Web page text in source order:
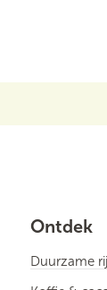
Ontdek
Duurzame